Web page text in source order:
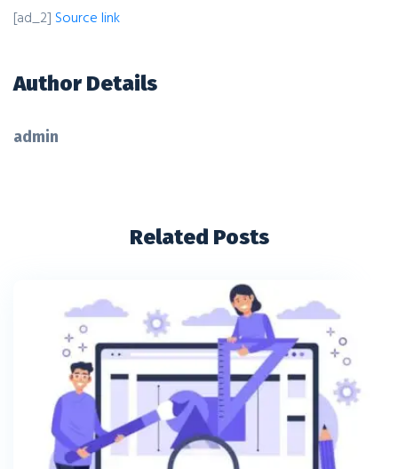
[ad_2] Source link
Author Details
admin
Related Posts